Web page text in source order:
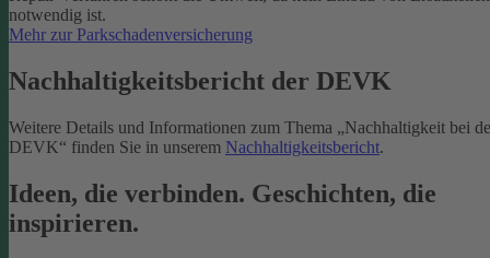
notwendig ist.
Mehr zur Parkschadenversicherung
Nachhaltigkeitsbericht der DEVK
Weitere Details und Informationen zum Thema „Nachhaltigkeit bei
DEVK“ finden Sie in unserem Nachhaltigkeitsbericht.
Ideen, die verbinden. Geschichten, die
inspirieren.